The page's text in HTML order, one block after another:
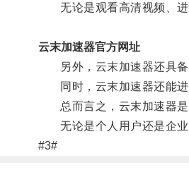
无论是观看高清视频、进
云末加速器官方网址
另外，云末加速器还具备
同时，云末加速器还能进
总而言之，云末加速器是
无论是个人用户还是企业
#3#